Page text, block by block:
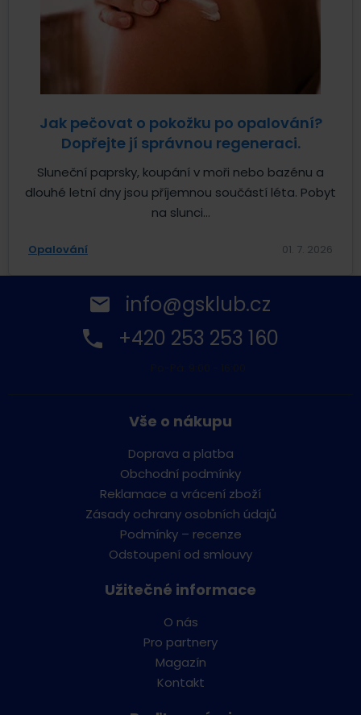
Jak pečovat o pokožku po opalování?
Dopřejte jí správnou regeneraci.
Sluneční paprsky, koupání v moři nebo bazénu a
dlouhé letní dny jsou příjemnou součástí léta. Pobyt
na slunci...
Opalování 01. 7. 2026
info@gsklub.cz
+420 253 253 160
Vše o nákupu
Doprava a platba
Obchodní podmínky
Reklamace a vrácení zboží
Zásady ochrany osobních údajů
Podmínky – recenze
Odstoupení od smlouvy
Užitečné informace
O nás
Pro partnery
Magazín
Kontakt